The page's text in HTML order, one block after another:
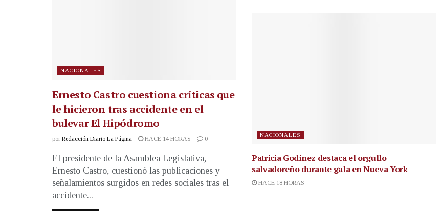
NACIONALES
Ernesto Castro cuestiona críticas que
le hicieron tras accidente en el
bulevar El Hipódromo
por Redacción Diario La Página HACE 14 HORAS 0
El presidente de la Asamblea Legislativa,
Ernesto Castro, cuestionó las publicaciones y
señalamientos surgidos en redes sociales tras el
accidente...
NACIONALES
Patricia Godínez destaca el orgullo
salvadoreño durante gala en Nueva York
HACE 18 HORAS